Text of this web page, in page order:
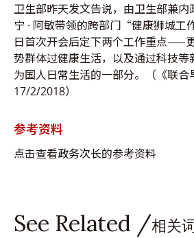
卫生部昨天发文告说，由卫生部兼内
宁 · 阿敏带领的跨部门“健康狮城
日首次开会后定下两个工作重点——
势群体过健康生活，以及通过科技等
为国人日常生活的一部分。（《联合
17/2/2018）
参考资料
点击查看政务次长的参考资料
See Related /相关